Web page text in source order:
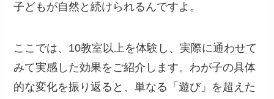
子どもが自然と続けられるんですよ。
ここでは、10教室以上を体験し、実際に通わせて
みて実感した効果をご紹介します。わが子の具体
的な変化を振り返ると、単なる「遊び」を超えた